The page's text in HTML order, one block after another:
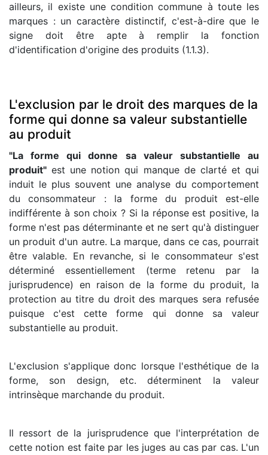
ailleurs, il existe une condition commune à toute les
marques : un caractère distinctif, c'est-à-dire que le
signe doit être apte à remplir la fonction
d'identification d'origine des produits (1.1.3).
L'exclusion par le droit des marques de la
forme qui donne sa valeur substantielle
au produit
"La forme qui donne sa valeur substantielle au
produit" est une notion qui manque de clarté et qui
induit le plus souvent une analyse du comportement
du consommateur : la forme du produit est-elle
indifférente à son choix ? Si la réponse est positive, la
forme n'est pas déterminante et ne sert qu'à distinguer
un produit d'un autre. La marque, dans ce cas, pourrait
être valable. En revanche, si le consommateur s'est
déterminé essentiellement (terme retenu par la
jurisprudence) en raison de la forme du produit, la
protection au titre du droit des marques sera refusée
puisque c'est cette forme qui donne sa valeur
substantielle au produit.
L'exclusion s'applique donc lorsque l'esthétique de la
forme, son design, etc. déterminent la valeur
intrinsèque marchande du produit.
Il ressort de la jurisprudence que l'interprétation de
cette notion est faite par les juges au cas par cas. L'un